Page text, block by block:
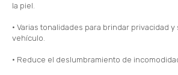
la piel.
• Varias tonalidades para brindar privacidad
vehículo.
• Reduce el deslumbramiento de